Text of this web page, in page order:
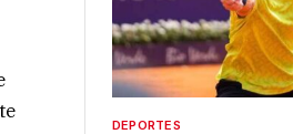
DEPORTES